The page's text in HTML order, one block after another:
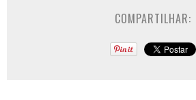
COMPARTILHAR: